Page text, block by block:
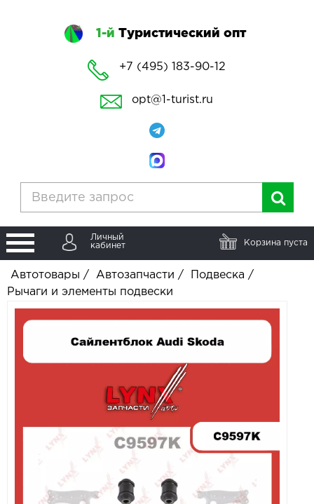
1-й Туристический опт
+7 (495) 183-90-12
opt@1-turist.ru
Личный
кабинет
Корзина пуста
Автотовары / Автозапчасти / Подвеска /
Рычаги и элементы подвески